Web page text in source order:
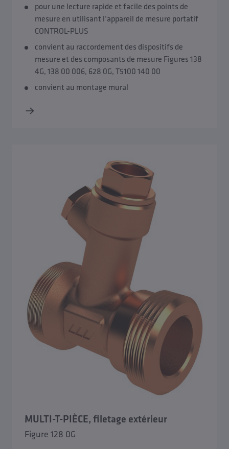
pour une lecture rapide et facile des points de
mesure en utilisant l’appareil de mesure portatif
CONTROL-PLUS
convient au raccordement des dispositifs de
mesure et des composants de mesure Figures 138
4G, 138 00 006, 628 0G, T5100 140 00
convient au montage mural
MULTI-T-PIÈCE, filetage extérieur
Figure 128 0G